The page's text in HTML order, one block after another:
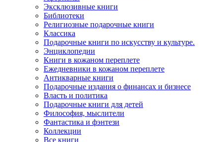
Эксклюзивные книги
Библиотеки
Религиозные подарочные книги
Классика
Подарочные книги по искусству и культуре.
Энциклопедии
Книги в кожаном переплете
Ежедневники в кожаном переплете
Антикварные книги
Подарочные издания о финансах и бизнесе
Власть и политика
Подарочные книги для детей
Философия, мыслители
Фантастика и фэнтези
Коллекции
Все книги